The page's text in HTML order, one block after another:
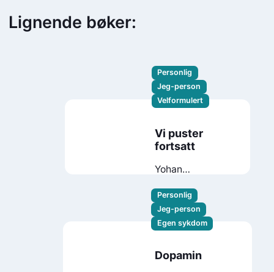
Lignende bøker:
Personlig
Jeg-person
Velformulert
Vi puster
fortsatt
Yohan
Personlig
Jeg-person
Egen sykdom
Dopamin